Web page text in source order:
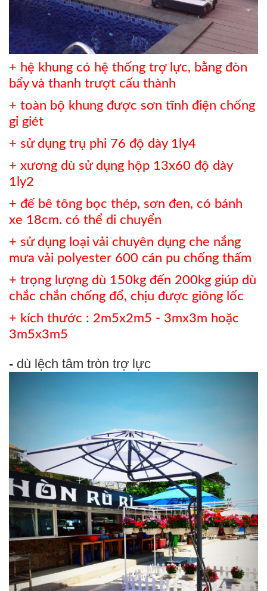
+ hệ khung có hệ thống trợ lực, bằng đòn
bẩy và thanh trượt cấu thành
+ toàn bộ khung được sơn tĩnh điện chống
gỉ giét
+ sử dụng trụ phi 76 độ dày 1ly4
+ xương dù sử dụng hộp 13x60 độ dày
1ly2
+ đế bê tông bọc thép, sơn đen, có bánh
xe 18cm. có thể di chuyển
+ sử dụng loại vải chuyên dụng che nắng
mưa vải polyester 600 cán pu chống thấm
+ trọng lượng dù 150kg đến 200kg giúp dù
chắc chắn chống đổ, chịu được giông lốc
+ kích thước : 2m5x2m5 - 3mx3m hoặc
3m5x3m5
- dù lệch tâm tròn trợ lực